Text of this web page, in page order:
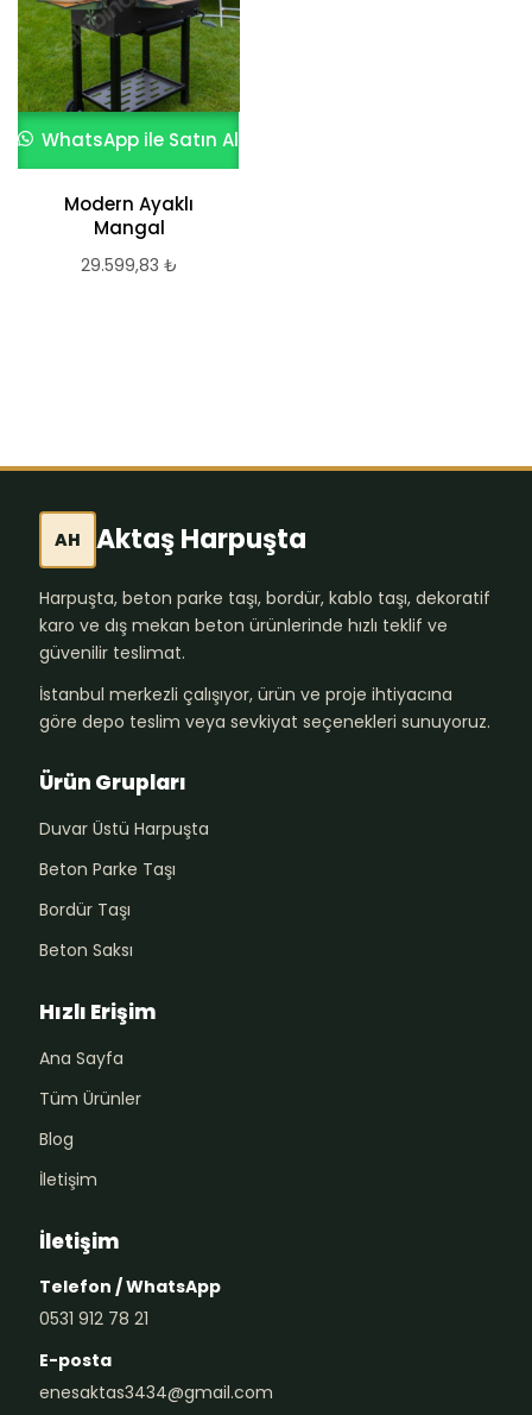
WhatsApp ile Satın Al
Modern Ayaklı
Mangal
29.599,83 ₺
AH Aktaş Harpuşta
Harpuşta, beton parke taşı, bordür, kablo taşı, dekoratif
karo ve dış mekan beton ürünlerinde hızlı teklif ve
güvenilir teslimat.
İstanbul merkezli çalışıyor, ürün ve proje ihtiyacına
göre depo teslim veya sevkiyat seçenekleri sunuyoruz.
Ürün Grupları
Duvar Üstü Harpuşta
Beton Parke Taşı
Bordür Taşı
Beton Saksı
Hızlı Erişim
Ana Sayfa
Tüm Ürünler
Blog
İletişim
İletişim
Telefon / WhatsApp
0531 912 78 21
E-posta
enesaktas3434@gmail.com